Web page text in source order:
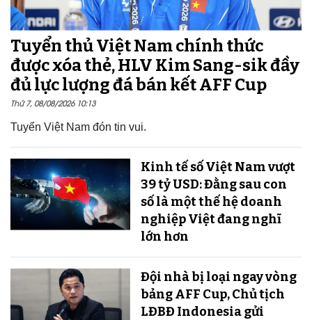
Tuyển thủ Việt Nam chính thức
được xóa thẻ, HLV Kim Sang-sik đầy
đủ lực lượng đá bán kết AFF Cup
Thứ 7, 08/08/2026 10:13
Tuyển Việt Nam đón tin vui.
Kinh tế số Việt Nam vượt
39 tỷ USD: Đằng sau con
số là một thế hệ doanh
nghiệp Việt đang nghĩ
lớn hơn
Đội nhà bị loại ngay vòng
bảng AFF Cup, Chủ tịch
LĐBĐ Indonesia gửi